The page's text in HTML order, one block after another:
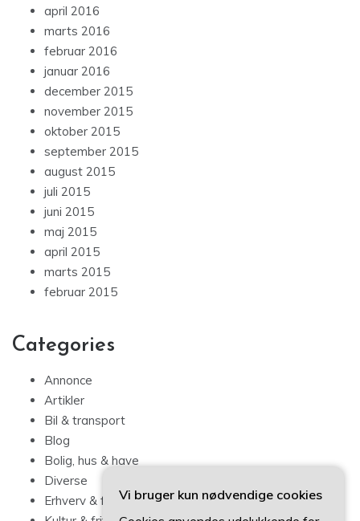
april 2016
marts 2016
februar 2016
januar 2016
december 2015
november 2015
oktober 2015
september 2015
august 2015
juli 2015
juni 2015
maj 2015
april 2015
marts 2015
februar 2015
Categories
Annonce
Artikler
Bil & transport
Blog
Bolig, hus & have
Diverse
Erhverv & forbrugVi bruger kun nødvendige cookies